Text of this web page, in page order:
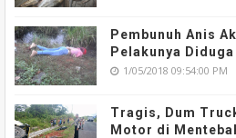
Pembunuh Anis
Pelakunya Diduga
1/05/2018 09:54:00 PM
Tragis, Dum
Motor di